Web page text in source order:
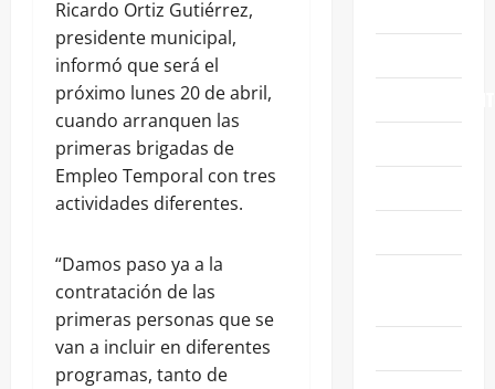
Ricardo Ortiz Gutiérrez,
presidente municipal,
informó que será el
próximo lunes 20 de abril,
cuando arranquen las
primeras brigadas de
Empleo Temporal con tres
actividades diferentes.
“Damos paso ya a la
contratación de las
primeras personas que se
van a incluir en diferentes
programas, tanto de